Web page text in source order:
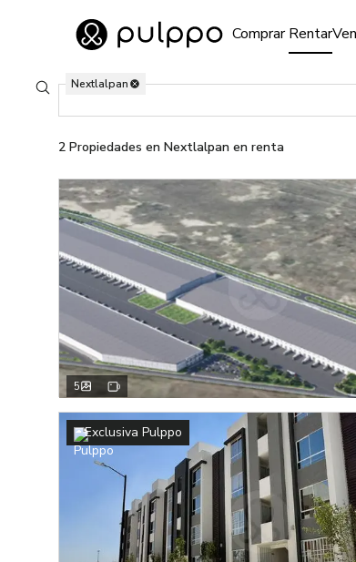
Ir al home
Comprar Rentar
2 Propiedades en renta en Nextlalpan, Edo. de México
Buscar ubicaciones
Nextlalpan
2 Propiedades en Nextlalpan en renta
5
Exclusiva Pulppo